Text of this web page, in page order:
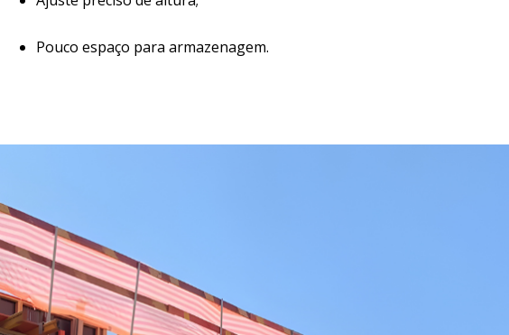
Pouco espaço para armazenagem.